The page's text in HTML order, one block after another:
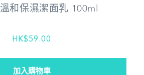
和保濕潔面乳 100ml
HK$59.00